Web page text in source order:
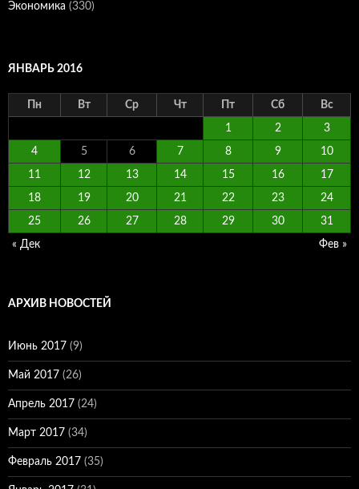
Экономика (330)
ЯНВАРЬ 2016
Пн Вт Ср Чт Пт Сб Вс
1 2 3
4 5 6 7 8 9 10
11 12 13 14 15 16 17
18 19 20 21 22 23 24
25 26 27 28 29 30 31
« Дек Фев »
АРХИВ НОВОСТЕЙ
Июнь 2017 (9)
Май 2017 (26)
Апрель 2017 (24)
Март 2017 (34)
Февраль 2017 (35)